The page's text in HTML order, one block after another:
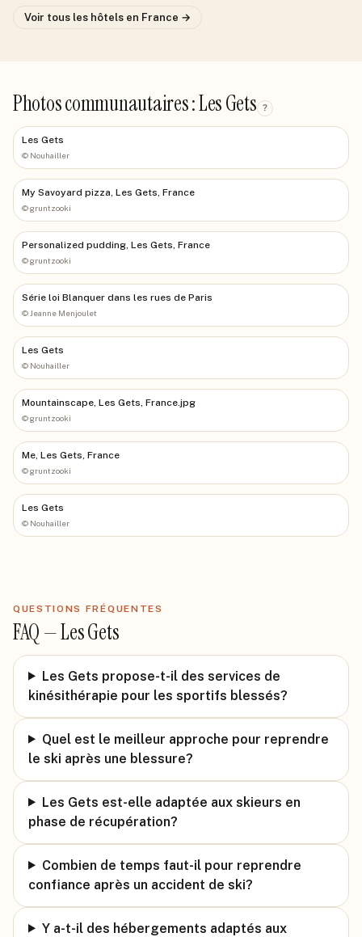
Voir tous les hôtels en France →
Photos communautaires : Les Gets ?
Les Gets
© Nouhailler
My Savoyard pizza, Les Gets, France
©gruntzooki
Personalized pudding, Les Gets, France
©gruntzooki
Série loi Blanquer dans les rues de Paris
© Jeanne Menjoulet
Les Gets
© Nouhailler
Mountainscape, Les Gets, France.jpg
©gruntzooki
Me, Les Gets, France
©gruntzooki
Les Gets
© Nouhailler
QUESTIONS FRÉQUENTES
FAQ —Les Gets
Les Gets propose-t-il des services de
kinésithérapie pour les sportifs blessés?
Quel est le meilleur approche pour reprendre
le ski après une blessure?
Les Gets est-elle adaptée aux skieurs en
phase de récupération?
Combien de temps faut-il pour reprendre
confiance après un accident de ski?
Y a-t-il des hébergements adaptés aux